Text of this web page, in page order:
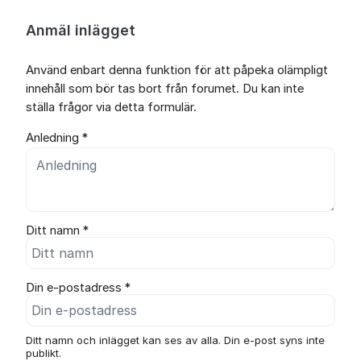
Anmäl inlägget
Använd enbart denna funktion för att påpeka olämpligt
innehåll som bör tas bort från forumet. Du kan inte
ställa frågor via detta formulär.
Anledning *
Ditt namn *
Din e-postadress *
Ditt namn och inlägget kan ses av alla. Din e-post syns inte
publikt.